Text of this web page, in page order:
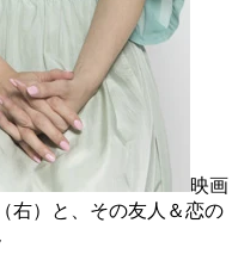
映画
右）と、その友人＆恋の